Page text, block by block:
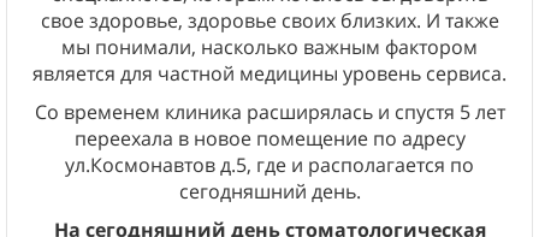
свое здоровье, здоровье своих близких. И также
мы понимали, насколько важным фактором
является для частной медицины уровень сервиса.
Со временем клиника расширялась и спустя 5 лет
переехала в новое помещение по адресу
ул.Космонавтов д.5, где и располагается по
сегодняшний день.
На сегодняшний день стоматологическая